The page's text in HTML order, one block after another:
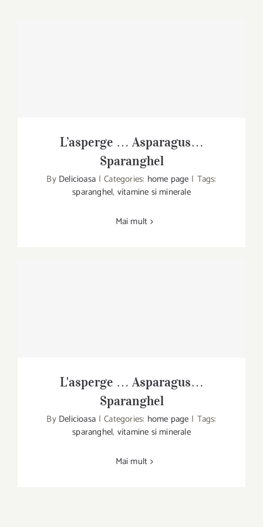
L’asperge … Asparagus…Sparanghel
L’asperge … Asparagus…
Sparanghel
By Delicioasa | Categories: home page | Tags:
sparanghel, vitamine si minerale
Mai mult
L'asperge … Asparagus…Sparanghel
L'asperge … Asparagus…
Sparanghel
By Delicioasa | Categories: home page | Tags:
sparanghel, vitamine si minerale
Mai mult